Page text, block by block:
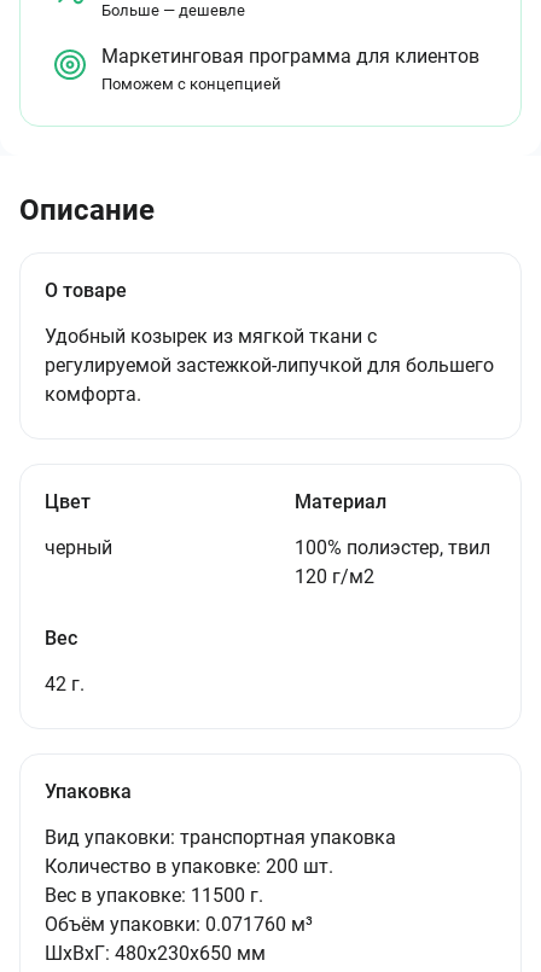
Больше — дешевле
Маркетинговая программа для клиентов
Поможем с концепцией
Описание
О товаре
Удобный козырек из мягкой ткани с
регулируемой застежкой-липучкой для большего
комфорта.
Цвет
черный
Материал
100% полиэстер, твил
120 г/м2
Вес
42 г.
Упаковка
Вид упаковки: транспортная упаковка
Количество в упаковке: 200 шт.
Вес в упаковке: 11500 г.
Объём упаковки: 0.071760 м³
ШxВxГ: 480x230x650 мм